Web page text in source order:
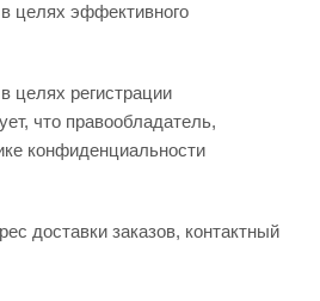
целях эффективного
целях регистрации
что правообладатель,
конфиденциальности
доставки заказов, контактный